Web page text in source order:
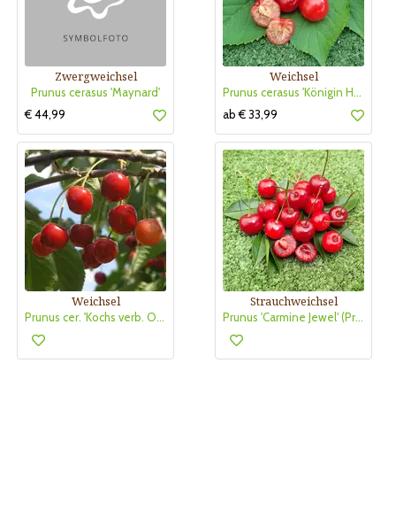
Zwergweichsel
Prunus cerasus 'Maynard'
€ 44,99
Weichsel
Prunus cerasus 'Königin Hortense'
ab € 33,99
Weichsel
Prunus cer. 'Kochs verb. Ostheimer'
Strauchweichsel
Prunus 'Carmine Jewel' (Prun. frut. x Prun. cerasus)